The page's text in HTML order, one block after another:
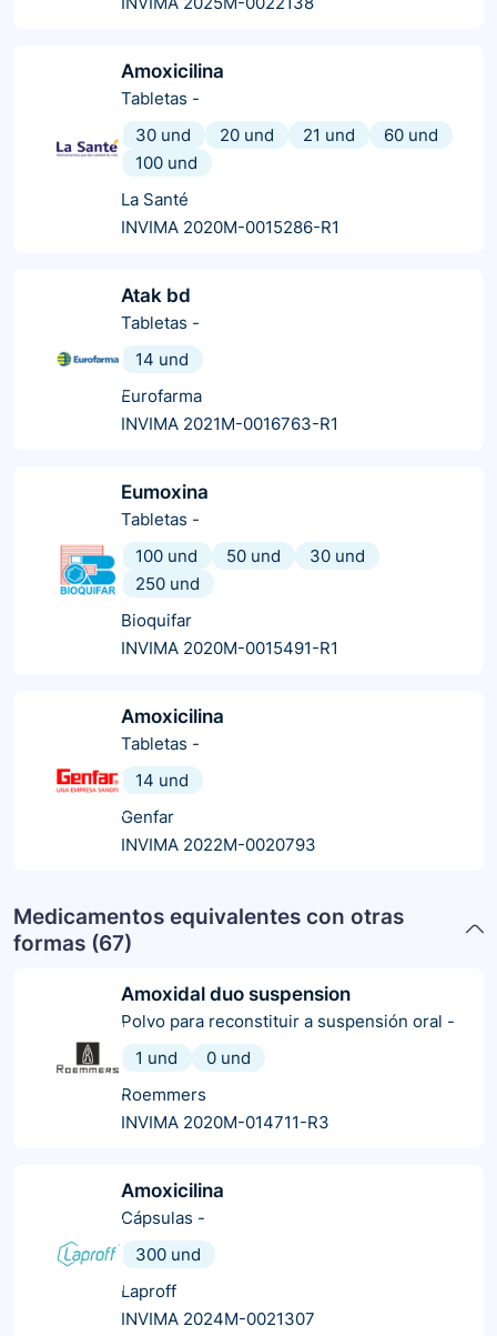
Amoxicilina
Tabletas -
30 und
20 und 21 und
60 und
100 und
La Santé
INVIMA 2020M-0015286-R1
Atak bd
Tabletas -
14 und
Eurofarma
INVIMA 2021M-0016763-R1
Eumoxina
Tabletas -
100 und
50 und
30 und
250 und
Bioquifar
INVIMA 2020M-0015491-R1
Amoxicilina
Tabletas -
14 und
Genfar
INVIMA 2022M-0020793
Medicamentos equivalentes con otras
formas (67)
Amoxidal duo suspension
Polvo para reconstituir a suspensión oral -
1 und
0 und
Roemmers
INVIMA 2020M-014711-R3
Amoxicilina
Cápsulas -
300 und
Laproff
INVIMA 2024M-0021307